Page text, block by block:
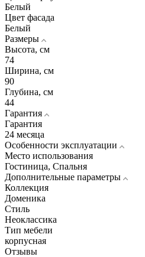
Белый
Цвет фасада
Белый
Размеры
Высота, см
74
Ширина, см
90
Глубина, см
44
Гарантия
Гарантия
24 месяца
Особенности эксплуатации
Место использования
Гостиница, Спальня
Дополнительные параметры
Коллекция
Доменика
Стиль
Неоклассика
Тип мебели
корпусная
Отзывы